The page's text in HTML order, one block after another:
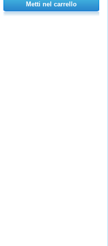
Metti nel carrello